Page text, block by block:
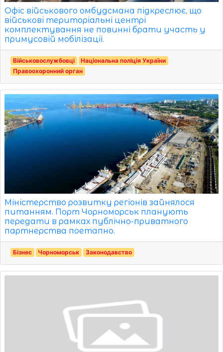
Офіс військового омбудсмана підкреслює, що
військові територіальні центрі
комплектування не повинні брати участь у
примусовій мобілізації.
Військовослужбовці
Національна поліція України
Правоохоронний орган
Міністерство розвитку регіонів зайнялося
питанням. Порт Чорноморськ планують
передати в рамках публічно-приватного
партнерства поетапно.
Бізнес Чорноморськ Законодавство